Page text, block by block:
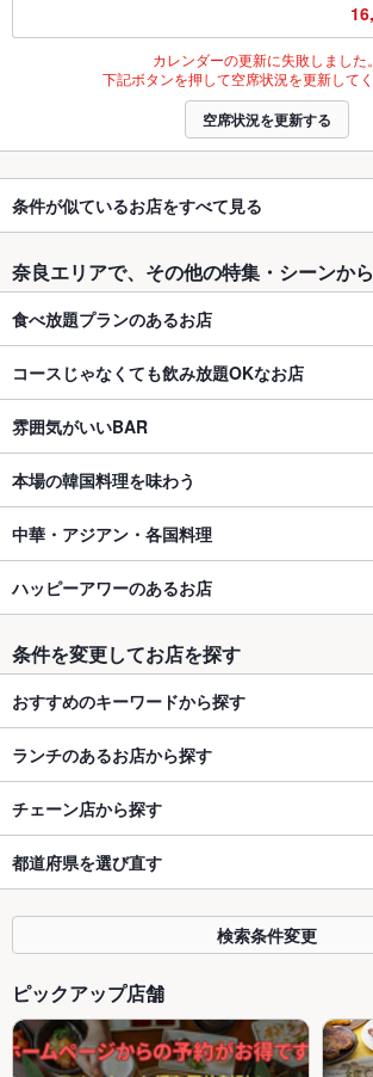
カレンダーの更新に失敗しました。
下記ボタンを押して空席状況を更新してく
空席状況を更新する
条件が似ているお店をすべて見る
奈良エリアで、その他の特集・シーンか
食べ放題プランのあるお店
コースじゃなくても飲み放題OKなお店
雰囲気がいいBAR
本場の韓国料理を味わう
中華・アジアン・各国料理
ハッピーアワーのあるお店
条件を変更してお店を探す
おすすめのキーワードから探す
ランチのあるお店から探す
チェーン店から探す
都道府県を選び直す
検索条件変更
ピックアップ店舗